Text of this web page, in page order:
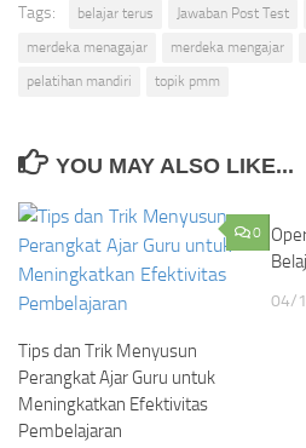
Tags: belajar terus Jawaban Post Test
merdeka menagajar
merdeka mengajar
pelatihan mandiri
topik pmm
YOU MAY ALSO LIKE...
0
Tips dan Trik Menyusun
Perangkat Ajar Guru untuk
Meningkatkan Efektivitas
Pembelajaran
04/